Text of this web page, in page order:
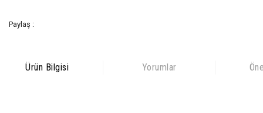
Paylaş :
Ürün Bilgisi Yorumlar